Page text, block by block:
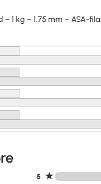
– 1 kg – 1.75 mm – ASA-
5 ★